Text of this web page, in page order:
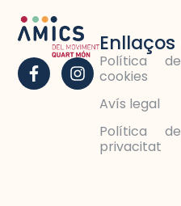
Enllaços
Política de
cookies
Avís legal
Política de
privacitat